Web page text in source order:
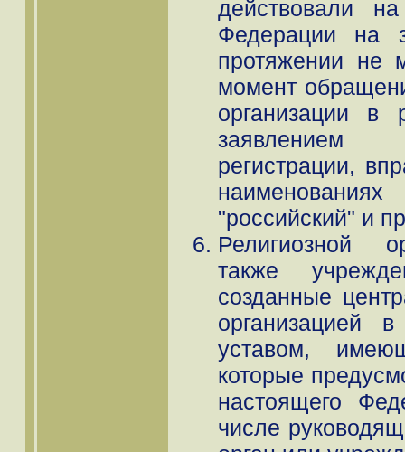
действовали
Федерации на
протяжении не
момент
организации в
заявлением
регистрации,
"российский" и
Религиозной
также
созданные
организацией
уставом,
которые
настоящего
числе